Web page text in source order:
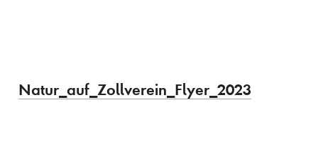
Natur_auf_Zollverein_Flyer_2023